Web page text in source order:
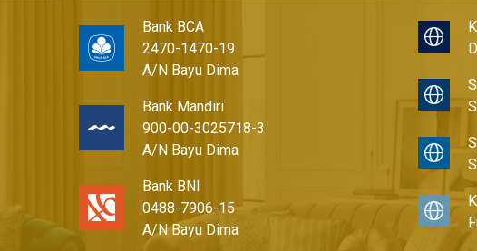
Bank BCA
2470-1470-19
A/N Bayu Dima
Bank Mandiri
900-00-3025718-3
A/N Bayu Dima
Bank BNI
0488-7906-15
A/N Bayu Dima